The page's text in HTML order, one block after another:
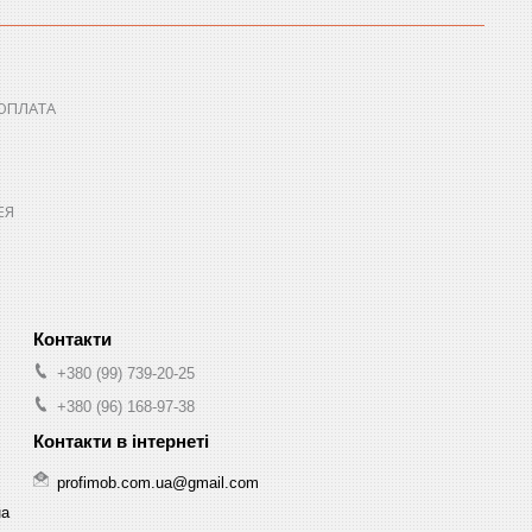
+380 (99) 739-20-25
+380 (96) 168-97-38
profimob.com.ua@gmail.com